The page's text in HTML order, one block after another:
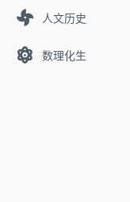
人文历史
数理化生